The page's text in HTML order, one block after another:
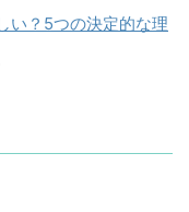
い？5つの決定的な理